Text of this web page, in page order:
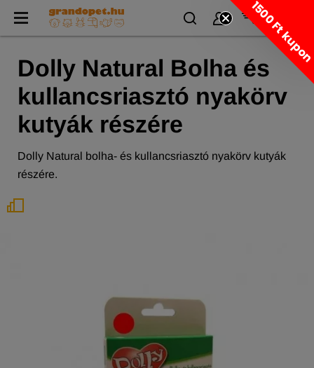
Dolly Natural Bolha és
kullancsriasztó nyakörv
kutyák részére
Dolly Natural bolha- és kullancsriasztó nyakörv kutyák
részére.
1500 Ft